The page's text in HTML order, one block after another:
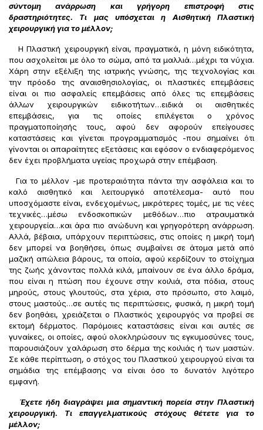
σύντομη ανάρρωση και γρήγορη επιστροφή στις
δραστηριότητες. Τι μας υπόσχεται η Αισθητική Πλαστική
χειρουργική για το μέλλον;
Η Πλαστική χειρουργική είναι, πραγματικά, η μόνη ειδικότητα,
που ασχολείται με όλο το σώμα, από τα μαλλιά…μέχρι τα νύχια.
Χάρη στην εξέλιξη της ιατρικής γνώσης, της τεχνολογίας και
την πρόοδο της αναισθησιολογίας, οι πλαστικές επεμβάσεις
είναι οι πιο ασφαλείς επεμβάσεις από όλες τις επεμβάσεις
άλλων χειρουργικών ειδικοτήτων…ειδικά οι αισθητικές
επεμβάσεις, για τις οποίες επιλέγεται ο χρόνος
πραγματοποίησής τους, αφού δεν αφορούν επείγουσες
καταστάσεις και γίνεται προγραμματισμός -που σημαίνει ότι
γίνονται οι απαραίτητες εξετάσεις και εφόσον ο ενδιαφερόμενος
δεν έχει προβλήματα υγείας προχωρά στην επέμβαση.
Για το μέλλον -με προτεραιότητα πάντα την ασφάλεια και το
καλό αισθητικό και λειτουργικό αποτέλεσμα- αυτό που
υποσχόμαστε είναι, ενδεχομένως, μικρότερες τομές, με τις νέες
τεχνικές…μέσω ενδοσκοπικών μεθόδων…πιο ατραυματικά
χειρουργεία…και άρα πιο ανώδυνη και γρηγορότερη ανάρρωση.
Αλλά, βέβαια, υπάρχουν περιπτώσεις, στις οποίες η μικρή τομή
δεν μπορεί να βοηθήσει, όπως συμβαίνει σε άτομα μετά από
μαζική απώλεια βάρους, τα οποία, αφού κερδίζουν το στοίχημα
της ζωής χάνοντας πολλά κιλά, μπαίνουν σε ένα άλλο δράμα,
που είναι η πτώση που έχουνε στην κοιλιά, στα πόδια, στους
μηρούς, στους γλουτούς, στα χέρια, στο πρόσωπο, στο λαιμό,
στους μαστούς…σε αυτές τις περιπτώσεις, φυσικά, η μικρή τομή
δεν βοηθάει, χρειάζεται ο Πλαστικός χειρουργός να προβεί σε
εκτομή δέρματος. Παρόμοιες καταστάσεις είναι και αυτές σε
γυναίκες, οι οποίες, αφού ολοκληρώσουν τις εγκυμοσύνες τους,
παρουσιάζουν χαλάρωση στο δέρμα της κοιλιάς ή των μαστών.
Σε κάθε περίπτωση, ο στόχος του Πλαστικού χειρουργού είναι τα
σημάδια της επέμβασης να είναι όσο το δυνατόν λιγότερο
εμφανή.
Έχετε ήδη διαγράψει μια σημαντική πορεία στην Πλαστική
χειρουργική. Τι επαγγελματικούς στόχους θέτετε για το
μέλλον;